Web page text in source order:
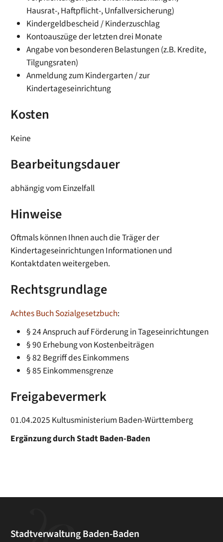
Hausrat-, Haftpflicht-, Unfallversicherung)
Kindergeldbescheid / Kinderzuschlag
Kontoauszüge der letzten drei Monate
Angabe von besonderen Belastungen (z.B. Kredite,
Tilgungsraten)
Anmeldung zum Kindergarten / zur
Kindertageseinrichtung
Kosten
Keine
Bearbeitungsdauer
abhängig vom Einzelfall
Hinweise
Oftmals können Ihnen auch die Träger der
Kindertageseinrichtungen Informationen und
Kontaktdaten weitergeben.
Rechtsgrundlage
Achtes Buch Sozialgesetzbuch:
§ 24 Anspruch auf Förderung in Tageseinrichtungen
§ 90 Erhebung von Kostenbeiträgen
§ 82 Begriff des Einkommens
§ 85 Einkommensgrenze
Freigabevermerk
01.04.2025 Kultusministerium Baden-Württemberg
Ergänzung durch Stadt Baden-Baden
Stadtverwaltung Baden-Baden